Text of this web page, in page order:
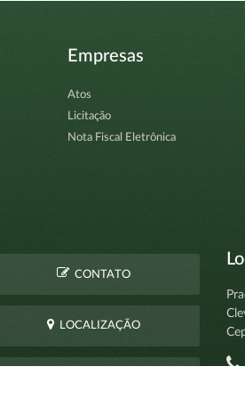
Empresas
Atos
Licitação
Nota Fiscal Eletrônica
CONTATO
LOCALIZAÇÃO